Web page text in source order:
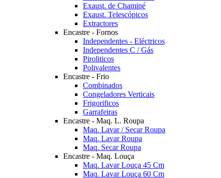
Exaust. de Chaminé
Exaust. Telescópicos
Extractores
Encastre - Fornos
Independentes - Eléctricos
Independentes C / Gás
Piroliticos
Polivalentes
Encastre - Frio
Combinados
Congeladores Verticais
Frigorificos
Garrafeiras
Encastre - Maq. L. Roupa
Maq. Lavar / Secar Roupa
Maq. Lavar Roupa
Maq. Secar Roupa
Encastre - Maq. Louça
Maq. Lavar Louça 45 Cm
Maq. Lavar Louça 60 Cm